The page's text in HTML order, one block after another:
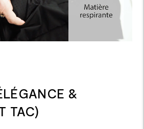
&
TAC)